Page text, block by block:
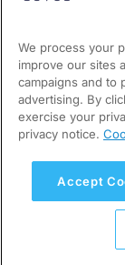
We process your
improve our sites
campaigns and to
advertising. By
exercise your
privacy notice.
Accept